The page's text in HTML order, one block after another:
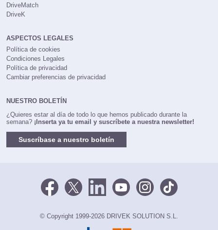
DriveMatch
DriveK
ASPECTOS LEGALES
Política de cookies
Condiciones Legales
Política de privacidad
Cambiar preferencias de privacidad
NUESTRO BOLETÍN
¿Quieres estar al día de todo lo que hemos publicado durante la
semana? ¡Inserta ya tu email y suscríbete a nuestra newsletter!
Suscríbase a nuestro boletín
© Copyright 1999-2026 DRIVEK SOLUTION S.L.